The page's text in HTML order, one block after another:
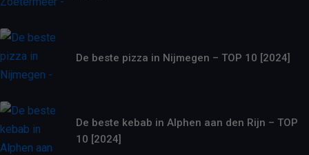
De beste pizza in Nijmegen – TOP 10 [2024]
De beste kebab in Alphen aan den Rijn – TOP
10 [2024]